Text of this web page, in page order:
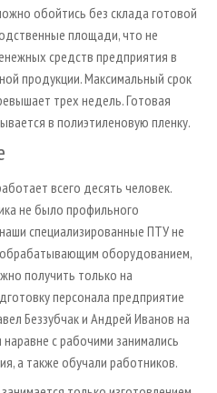
обойтись без склада готовой
площади, что не
средств предприятия в
продукции. Максимальный срок
трех недель. Готовая
в полиэтиленовую пленку.
всего десять человек.
не было профильного
специализированные ПТУ не
оборудованием,
получить только на
персонала предприятие
Беззубчак и Андрей Иванов на
с рабочими занимались
а также обучали работников.